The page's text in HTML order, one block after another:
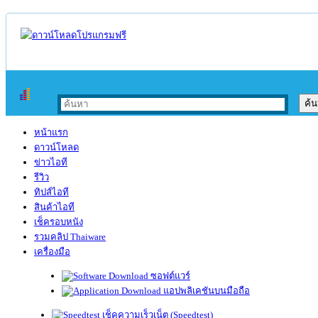
หน้าแรก
ดาวน์โหลด
ข่าวไอที
รีวิว
ทิปส์ไอที
สินค้าไอที
เช็ครอบหนัง
รวมคลิป Thaiware
เครื่องมือ
ซอฟต์แวร์
แอปพลิเคชันบนมือถือ
เช็คความเร็วเน็ต (Speedtest)